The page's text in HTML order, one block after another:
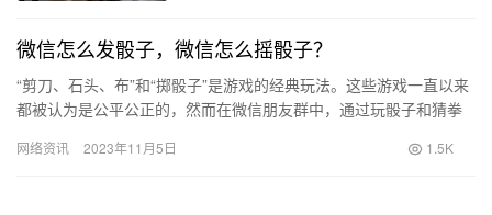
微信怎么发骰子，微信怎么摇骰子？
“剪刀、石头、布”和“掷骰子”是游戏的经典玩法。这些游戏一直以来
都被认为是公平公正的，然而在微信朋友群中，通过玩骰子和猜拳
为…
网络资讯 2023年11月5日 1.5K